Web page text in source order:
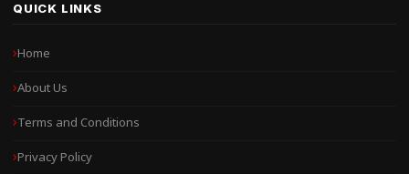
QUICK LINKS
Home
About Us
Terms and Conditions
Privacy Policy